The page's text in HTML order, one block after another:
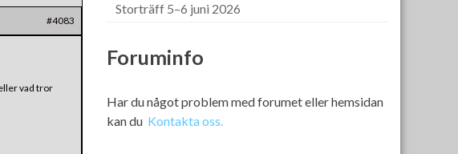
#4083
vad tror
Storträff 5–6 juni 2026
Foruminfo
Har du något problem med forumet eller hemsidan
kan du Kontakta oss.